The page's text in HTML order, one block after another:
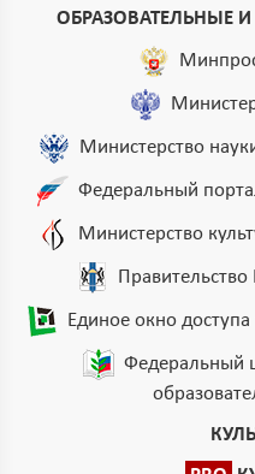
ОБРАЗОВАТЕЛЬНЫЕ
Министерство
Федеральный
Министерство
Единое окно
Федеральный